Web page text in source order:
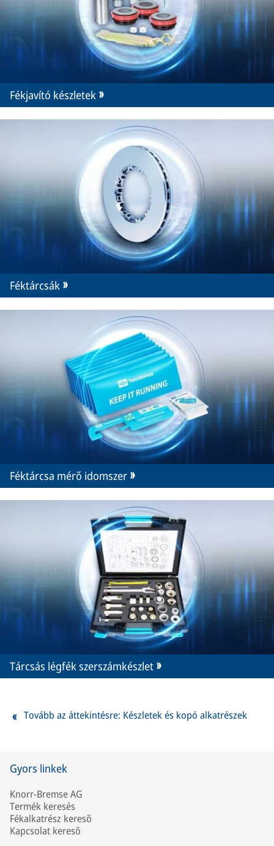
Fékjavító készletek
Féktárcsák
Féktárcsa mérő idomszer
Tárcsás légfék szerszámkészlet
Tovább az áttekintésre: Készletek és kopó alkatrészek
Gyors linkek
Knorr-Bremse AG
Termék keresés
Fékalkatrész kereső
Kapcsolat kereső